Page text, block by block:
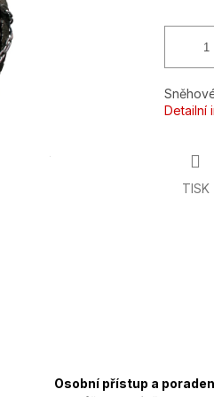
Detailní
TISK
Osobní přístup a